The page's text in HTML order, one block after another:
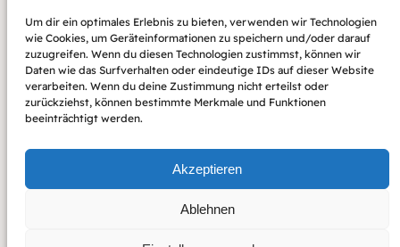
Um dir ein optimales Erlebnis zu bieten, verwenden wir Technologien
wie Cookies, um Geräteinformationen zu speichern und/oder darauf
zuzugreifen. Wenn du diesen Technologien zustimmst, können wir
Daten wie das Surfverhalten oder eindeutige IDs auf dieser Website
verarbeiten. Wenn du deine Zustimmung nicht erteilst oder
zurückziehst, können bestimmte Merkmale und Funktionen
beeinträchtigt werden.
Akzeptieren
Ablehnen
In unserer Praxis ist keine Direktabrechnung mit
der Krankenkasse möglich. Daher bitten wir Sie,
Ihre Quittung bei der Krankenkasse Ihres Tieres
einzureichen, damit Ihnen diese die Kosten
erstattet.
zurück